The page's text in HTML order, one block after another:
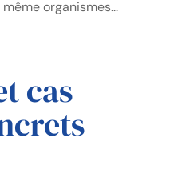
organismes...
cas